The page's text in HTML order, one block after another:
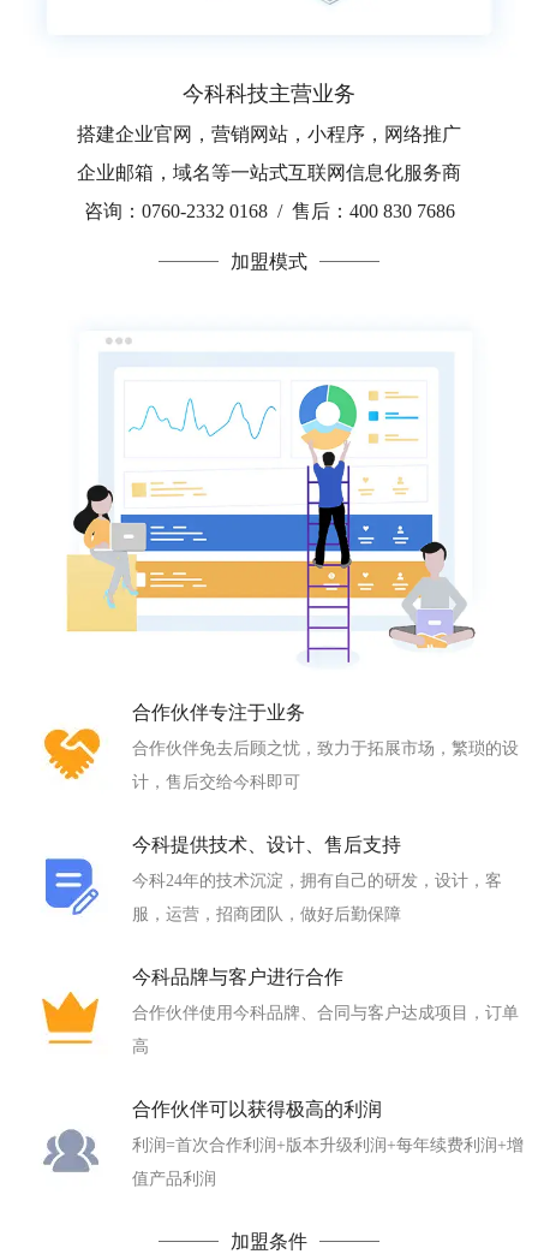
今科科技主营业务
搭建企业官网，营销网站，小程序，网络推广
企业邮箱，域名等一站式互联网信息化服务商
咨询：0760-2332 0168 / 售后：400 830 7686
加盟模式
合作伙伴专注于业务
合作伙伴免去后顾之忧，致力于拓展市场，繁琐的设
计，售后交给今科即可
今科提供技术、设计、售后支持
今科24年的技术沉淀，拥有自己的研发，设计，客
服，运营，招商团队，做好后勤保障
今科品牌与客户进行合作
合作伙伴使用今科品牌、合同与客户达成项目，订单
高
合作伙伴可以获得极高的利润
利润=首次合作利润+版本升级利润+每年续费利润+增
值产品利润
加盟条件